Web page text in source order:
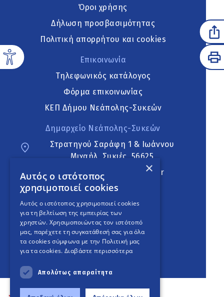
Όροι χρήσης
Δήλωση προσβασιμότητας
Πολιτική απορρήτου και cookies
Επικοινωνία
Τηλεφωνικός κατάλογος
Φόρμα επικοινωνίας
ΚΕΠ Δήμου Νεάπολης-Συκεών
Δημαρχείο Νεάπολης-Συκεών
Στρατηγού Σαράφη 1 & Ιωάννου
Μιχαήλ, Συκιές, 56625
neapoli.sykies@ddt.gov.gr
Ακολουθήστε
English Version
An project
×
Αυτός ο ιστότοπος
χρησιμοποιεί cookies
Αυτός ο ιστότοπος χρησιμοποιεί cookies
για τη βελτίωση της εμπειρίας των
χρηστών. Χρησιμοποιώντας τον ιστότοπό
μας, παρέχετε τη συγκατάθεσή σας για όλα
τα cookies σύμφωνα με την Πολιτική μας
για τα cookies. Διαβάστε περισσότερα
Απολύτως απαραίτητα